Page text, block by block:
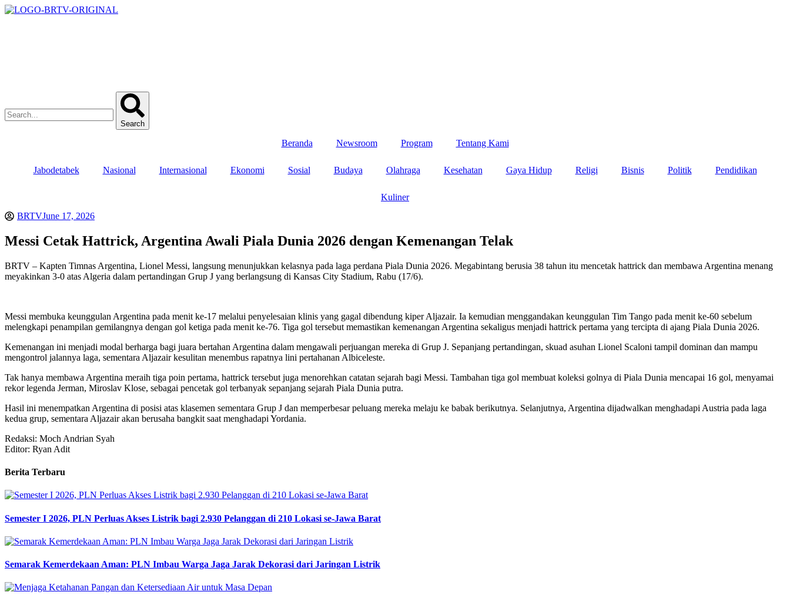
Search
Beranda Newsroom Program Tentang Kami
Jabodetabek Nasional Internasional Ekonomi Sosial Budaya Olahraga Kesehatan Gaya Hidup Religi Bisnis Politik Pendidikan
Kuliner
BRTVJune 17, 2026
Messi Cetak Hattrick, Argentina Awali Piala Dunia 2026 dengan Kemenangan Telak
BRTV – Kapten Timnas Argentina, Lionel Messi, langsung menunjukkan kelasnya pada laga perdana Piala Dunia 2026. Megabintang berusia 38 tahun itu mencetak hattrick dan membawa Argentina menang
meyakinkan 3-0 atas Algeria dalam pertandingan Grup J yang berlangsung di Kansas City Stadium, Rabu (17/6).
Messi membuka keunggulan Argentina pada menit ke-17 melalui penyelesaian klinis yang gagal dibendung kiper Aljazair. Ia kemudian menggandakan keunggulan Tim Tango pada menit ke-60 sebelum
melengkapi penampilan gemilangnya dengan gol ketiga pada menit ke-76. Tiga gol tersebut memastikan kemenangan Argentina sekaligus menjadi hattrick pertama yang tercipta di ajang Piala Dunia 2026.
Kemenangan ini menjadi modal berharga bagi juara bertahan Argentina dalam mengawali perjuangan mereka di Grup J. Sepanjang pertandingan, skuad asuhan Lionel Scaloni tampil dominan dan mampu
mengontrol jalannya laga, sementara Aljazair kesulitan menembus rapatnya lini pertahanan Albiceleste.
Tak hanya membawa Argentina meraih tiga poin pertama, hattrick tersebut juga menorehkan catatan sejarah bagi Messi. Tambahan tiga gol membuat koleksi golnya di Piala Dunia mencapai 16 gol, menyamai
rekor legenda Jerman, Miroslav Klose, sebagai pencetak gol terbanyak sepanjang sejarah Piala Dunia putra.
Hasil ini menempatkan Argentina di posisi atas klasemen sementara Grup J dan memperbesar peluang mereka melaju ke babak berikutnya. Selanjutnya, Argentina dijadwalkan menghadapi Austria pada laga
kedua grup, sementara Aljazair akan berusaha bangkit saat menghadapi Yordania.
Redaksi: Moch Andrian Syah
Editor: Ryan Adit
Berita Terbaru
Semester I 2026, PLN Perluas Akses Listrik bagi 2.930 Pelanggan di 210 Lokasi se-Jawa Barat
Semarak Kemerdekaan Aman: PLN Imbau Warga Jaga Jarak Dekorasi dari Jaringan Listrik